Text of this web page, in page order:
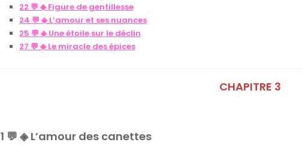
22 💬 ◈ Figure de gentillesse
24 💬 ◈ L’amour et ses nuances
25 💬 ◈ Une étoile sur le déclin
27 💬 ◈ Le miracle des épices
CHAPITRE 3
1 💬 ◈ L’amour des canettes